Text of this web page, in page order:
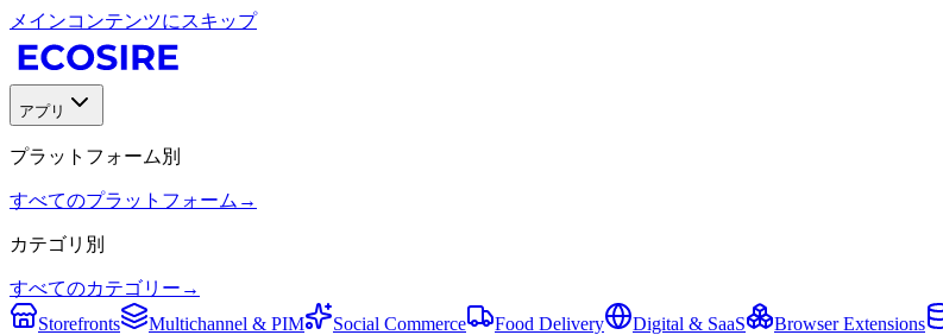
メインコンテンツにスキップ
アプリ
プラットフォーム別
すべてのプラットフォーム →
カテゴリ別
すべてのカテゴリー →
Storefronts
Multichannel & PIM Social Commerce Food Delivery Digital & SaaS Browser Extensions